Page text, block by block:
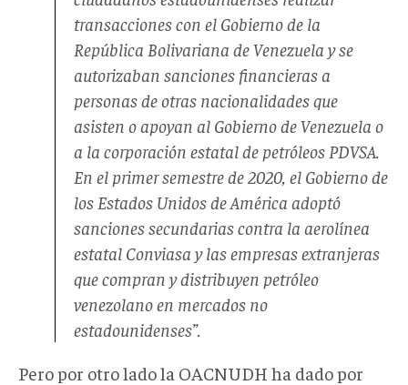
transacciones con el Gobierno de la
República Bolivariana de Venezuela y se
autorizaban sanciones financieras a
personas de otras nacionalidades que
asisten o apoyan al Gobierno de Venezuela o
a la corporación estatal de petróleos PDVSA.
En el primer semestre de 2020, el Gobierno de
los Estados Unidos de América adoptó
sanciones secundarias contra la aerolínea
estatal Conviasa y las empresas extranjeras
que compran y distribuyen petróleo
venezolano en mercados no
estadounidenses”.
Pero por otro lado la OACNUDH ha dado por